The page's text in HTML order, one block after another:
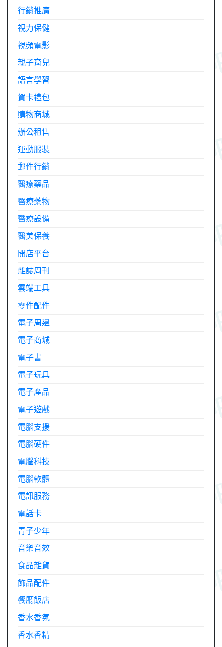
行銷推廣
視力保健
視頻電影
親子育兒
語言學習
賀卡禮包
購物商城
辦公租售
運動服裝
郵件行銷
醫療藥品
醫療藥物
醫療設備
醫美保養
開店平台
雜誌周刊
雲端工具
零件配件
電子周邊
電子商城
電子書
電子玩具
電子產品
電子遊戲
電腦支援
電腦硬件
電腦科技
電腦軟體
電訊服務
電話卡
青子少年
音樂音效
食品雜貨
飾品配件
餐廳飯店
香水香氛
香水香精